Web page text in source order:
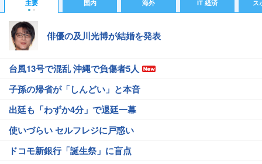
主要 国内 海外 IT 経済 ス
俳優の及川光博が結婚を発表
台風13号で混乱 沖縄で負傷者5人
子孫の帰省が「しんどい」と本音
出廷も「わずか4分」で退廷一幕
使いづらい セルフレジに戸惑い
ドコモ新銀行「誕生祭」に盲点